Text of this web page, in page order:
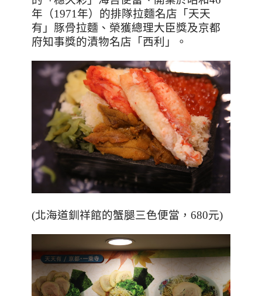
年（1971年）的排隊拉麵名店「天天
有」豚骨拉麵、榮獲總理大臣獎及京都
府知事獎的漬物名店「西利」。
(北海道釧祥館的蟹腿三色便當，680元)